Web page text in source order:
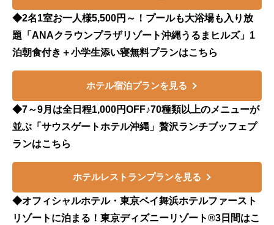
◆2名1室お一人様5,500円～！プールも大浴場も入り放
題「ANAクラウンプラザリゾート沖縄うるまヒルズ」1
泊朝食付き＋小学生添い寝無料プランはこちら
ホテル宿泊プランを見る
◆7～9月は全日程1,000円OFF♪70種類以上のメニューが
並ぶ「サウスゲートホテル沖縄」贅沢ランチブッフェプ
ランはこちら
ホテルレストランプランを見る
◆オフィシャルホテル・東京ベイ舞浜ホテルファースト
リゾートに泊まる！東京ディズニーリゾート®3日間はこ